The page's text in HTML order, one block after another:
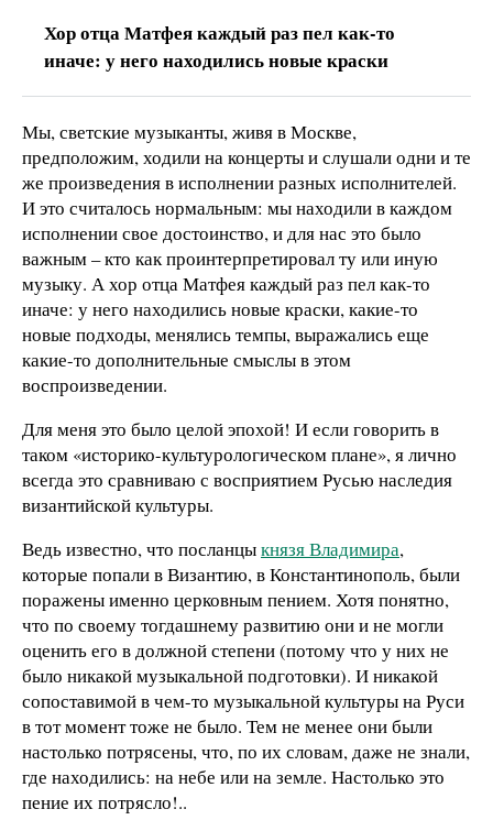
Хор отца Матфея каждый раз пел как-то
иначе: у него находились новые краски
Мы, светские музыканты, живя в Москве,
предположим, ходили на концерты и слушали одни и те
же произведения в исполнении разных исполнителей.
И это считалось нормальным: мы находили в каждом
исполнении свое достоинство, и для нас это было
важным – кто как проинтерпретировал ту или иную
музыку. А хор отца Матфея каждый раз пел как-то
иначе: у него находились новые краски, какие-то
новые подходы, менялись темпы, выражались еще
какие-то дополнительные смыслы в этом
воспроизведении.
Для меня это было целой эпохой! И если говорить в
таком «историко-культурологическом плане», я лично
всегда это сравниваю с восприятием Русью наследия
византийской культуры.
Ведь известно, что посланцыкнязя Владимира,
которые попали в Византию, в Константинополь, были
поражены именно церковным пением. Хотя понятно,
что по своему тогдашнему развитию они и не могли
оценить его в должной степени (потому что у них не
было никакой музыкальной подготовки). И никакой
сопоставимой в чем-то музыкальной культуры на Руси
в тот момент тоже не было. Тем не менее они были
настолько потрясены, что, по их словам, даже не знали,
где находились: на небе или на земле. Настолько это
пение их потрясло!..